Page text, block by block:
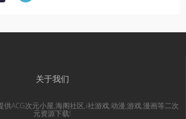
关于我们
ACG次元小屋,海阁社区,i社游戏,动漫,游戏,漫画等二次
元资源下载!